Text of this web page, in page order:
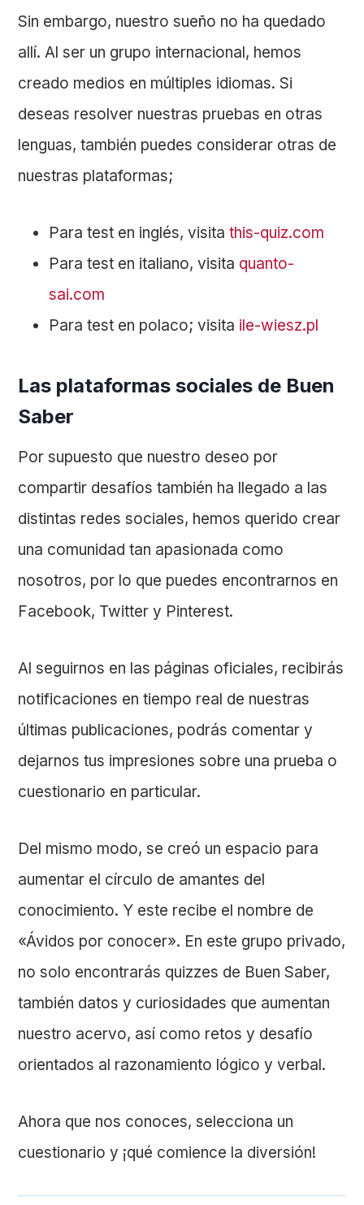
Sin embargo, nuestro sueño no ha quedado
allí. Al ser un grupo internacional, hemos
creado medios en múltiples idiomas. Si
deseas resolver nuestras pruebas en otras
lenguas, también puedes considerar otras de
nuestras plataformas;
Para test en inglés, visitathis-quiz.com
Para test en italiano, visita quanto-
sai.com
Para test en polaco; visita ile-wiesz.pl
Las plataformas sociales de Buen
Saber
Por supuesto que nuestro deseo por
compartir desafíos también ha llegado a las
distintas redes sociales, hemos querido crear
una comunidad tan apasionada como
nosotros, por lo que puedes encontrarnos en
Facebook, Twitter y Pinterest.
Al seguirnos en las páginas oficiales, recibirás
notificaciones en tiempo real de nuestras
últimas publicaciones, podrás comentar y
dejarnos tus impresiones sobre una prueba o
cuestionario en particular.
Del mismo modo, se creó un espacio para
aumentar el círculo de amantes del
conocimiento. Y este recibe el nombre de
«Ávidos por conocer». En este grupo privado,
no solo encontrarás quizzes de Buen Saber,
también datos y curiosidades que aumentan
nuestro acervo, así como retos y desafío
orientados al razonamiento lógico y verbal.
Ahora que nos conoces, selecciona un
cuestionario y ¡qué comience la diversión!